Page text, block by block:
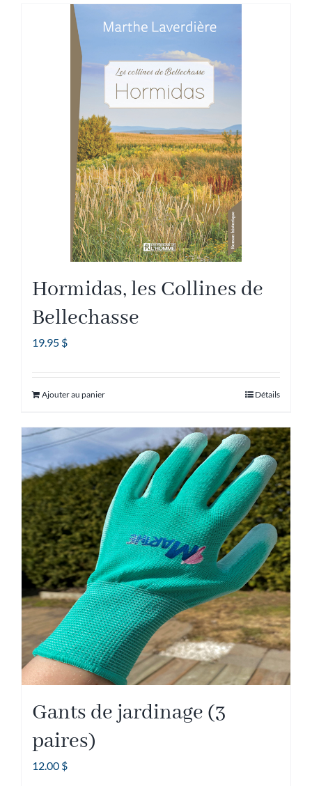
plusieurs
variations.
Les
options
peuvent
être
choisies
sur
la
page
du
produit
Hormidas, les Collines de
Bellechasse
19.95 $
Ajouter au panier Détails
Gants de jardinage (3
paires)
12.00 $